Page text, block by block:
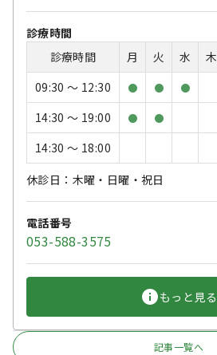
診療時間
診療時間
月 火 水 木
09:30 〜 12:30
● ● ●
14:30 〜 19:00 ● ●
14:30 〜 18:00
休診日：木曜・日曜・祝日
電話番号
053-588-3575
もっと見る
記事一覧へ